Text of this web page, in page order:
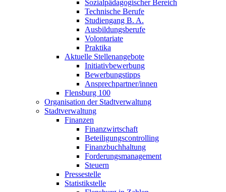
Sozialpädagogischer Bereich
Technische Berufe
Studiengang B. A.
Ausbildungsberufe
Volontariate
Praktika
Aktuelle Stellenangebote
Initiativbewerbung
Bewerbungstipps
Ansprechpartner/innen
Flensburg 100
Organisation der Stadtverwaltung
Stadtverwaltung
Finanzen
Finanzwirtschaft
Beteiligungscontrolling
Finanzbuchhaltung
Forderungsmanagement
Steuern
Pressestelle
Statistikstelle